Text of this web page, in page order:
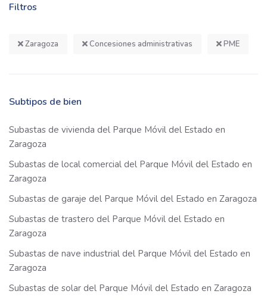
Filtros
Zaragoza Concesiones administrativas PME
Subtipos de bien
Subastas de vivienda del Parque Móvil del Estado en
Zaragoza
Subastas de local comercial del Parque Móvil del Estado en
Zaragoza
Subastas de garaje del Parque Móvil del Estado en Zaragoza
Subastas de trastero del Parque Móvil del Estado en
Zaragoza
Subastas de nave industrial del Parque Móvil del Estado en
Zaragoza
Subastas de solar del Parque Móvil del Estado en Zaragoza